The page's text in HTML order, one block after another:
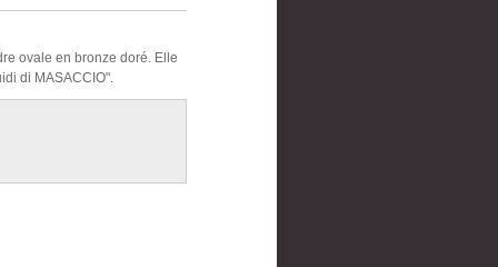
ovale en bronze doré. Elle
di MASACCIO".